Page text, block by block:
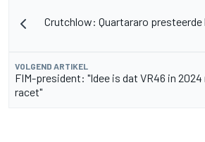
Crutchlow: Quartararo
VOLGEND ARTIKEL
FIM-president: "Idee is dat VR46 in
racet"